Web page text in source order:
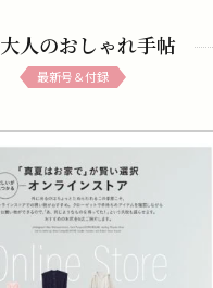
大人のおしゃれ手帖
最新号＆付録